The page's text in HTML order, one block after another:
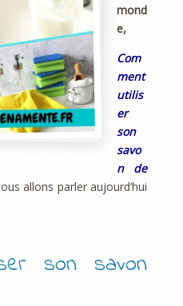
mond
e,
Com
ment
utilis
er
son
savo
n de
allons parler aujourd’hui
son savon